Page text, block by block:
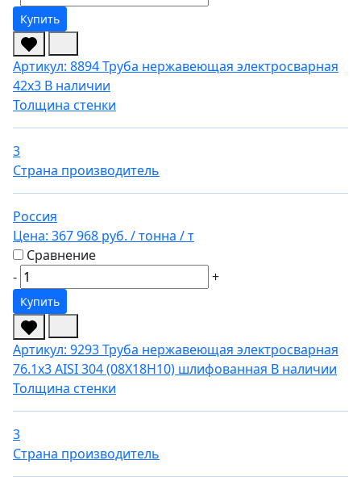
Купить
Артикул: 8894Труба нержавеющая электросварная
42х3 В наличии
Толщина стенки
3
Страна производитель
Россия
Цена: 367 968 руб. / тонна / т
Сравнение
-
+
Купить
Артикул: 9293Труба нержавеющая электросварная
76.1х3 AISI 304 (08Х18Н10) шлифованная В наличии
Толщина стенки
3
Страна производитель